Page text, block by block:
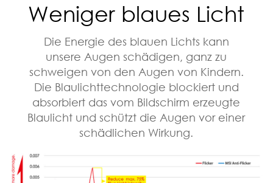
Weniger blaues Licht
Die Energie des blauen Lichts kann
unsere Augen schädigen, ganz zu
schweigen von den Augen von Kindern.
Die Blaulichttechnologie blockiert und
absorbiert das vom Bildschirm erzeugte
Blaulicht und schützt die Augen vor einer
schädlichen Wirkung.